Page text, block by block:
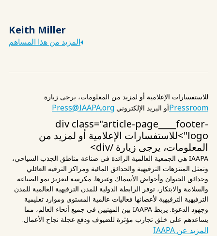
Keith Miller
المزيد من هذا المساهم
للاستفسارات الإعلامية أو لمزيد من المعلومات، يرجى زيارة
Pressroomأو البريد الإلكتروني Press@IAAPA.org
div class="article-page____footer-
logo">للاستفسارات الإعلامية أو لمزيد من
المعلومات، يرجى زيارة /div>
IAAPA هي الجمعية العالمية الرائدة في صناعة مناطق الجذب السياحي،
وتمثل المنتزهات الترفيهية والحدائق المائية ومراكز الترفيه العائلي
وحدائق الحيوان وأحواض الأسماك وغيرها. مكرسة لتعزيز نمو الصناعة
والسلامة والابتكار، توفر الرابطة الدولية للمدن الترفيهية العالمية للمدن
الترفيهية الترفيهية لأعضائها فعاليات عالمية المستوى وموارد تعليمية
وجهود الدعوة. يربط IAAPA بين المهنيين في جميع أنحاء العالم، مما
يساعدهم على خلق تجارب مؤثرة للضيوف ودفع عجلة نجاح الأعمال.
المزيد عن IAAPA